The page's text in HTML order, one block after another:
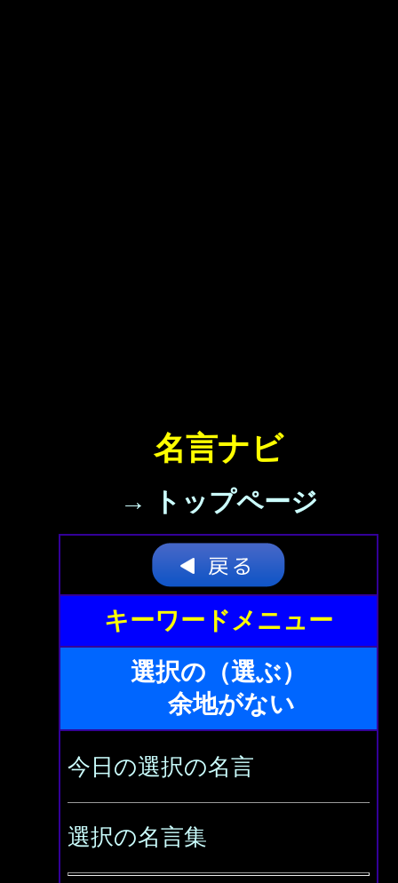
名言ナビ
→ トップページ
キーワードメニュー
選択の（選ぶ）
余地がない
今日の選択の名言
選択の名言集